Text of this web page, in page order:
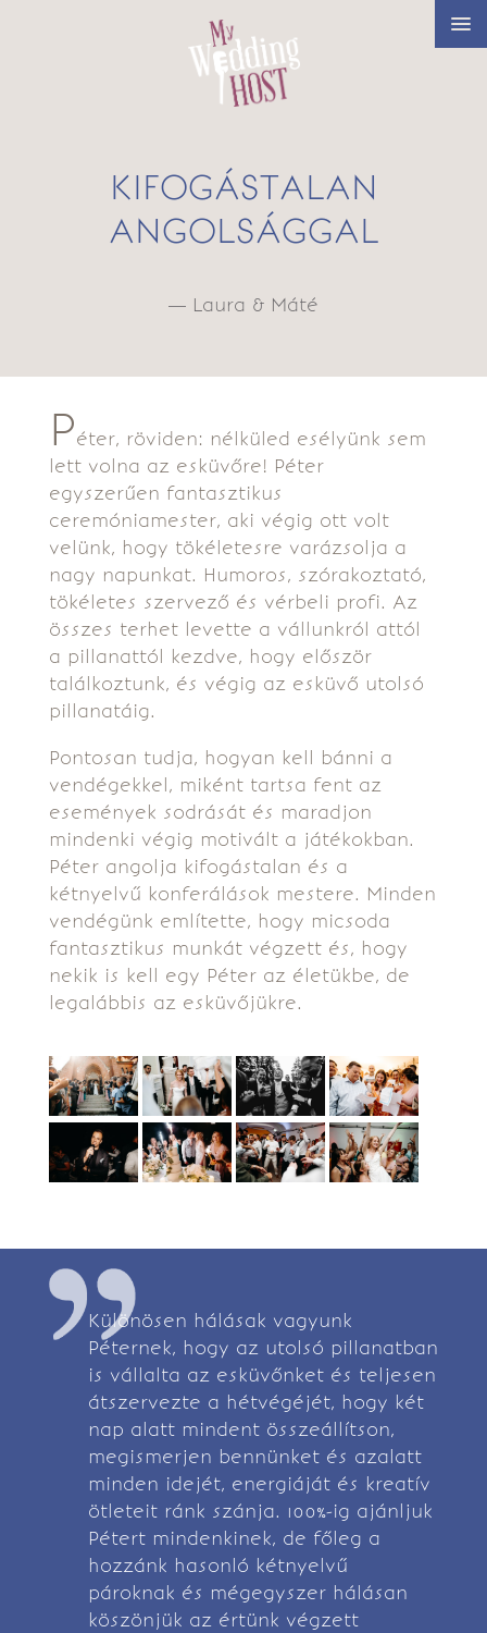
KIFOGÁSTALAN
ANGOLSÁGGAL
— Laura & Máté
Péter, röviden: nélküled esélyünk sem
lett volna az esküvőre! Péter
egyszerűen fantasztikus
ceremóniamester, aki végig ott volt
velünk, hogy tökéletesre varázsolja a
nagy napunkat. Humoros, szórakoztató,
tökéletes szervező és vérbeli profi. Az
összes terhet levette a vállunkról attól
a pillanattól kezdve, hogy először
találkoztunk, és végig az esküvő utolsó
pillanatáig.
Pontosan tudja, hogyan kell bánni a
vendégekkel, miként tartsa fent az
események sodrását és maradjon
mindenki végig motivált a játékokban.
Péter angolja kifogástalan és a
kétnyelvű konferálások mestere. Minden
vendégünk említette, hogy micsoda
fantasztikus munkát végzett és, hogy
nekik is kell egy Péter az életükbe, de
legalábbis az esküvőjükre.
Különösen hálásak vagyunk
Péternek, hogy az utolsó pillanatban
is vállalta az esküvőnket és teljesen
átszervezte a hétvégéjét, hogy két
nap alatt mindent összeállítson,
megismerjen bennünket és azalatt
minden idejét, energiáját és kreatív
ötleteit ránk szánja. 100%-ig ajánljuk
Pétert mindenkinek, de főleg a
hozzánk hasonló kétnyelvű
pároknak és mégegyszer hálásan
köszönjük az értünk végzett